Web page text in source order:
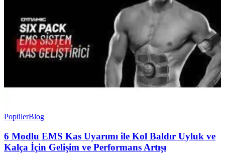
PopülerBlog
6 Modlu EMS Kas Uyarımı ile Kol Baldır Uyluk ve
Kalça İçin Gelişim ve Performans Artışı